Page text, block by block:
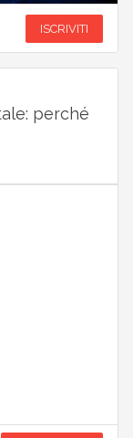
ISCRIVITI
perché